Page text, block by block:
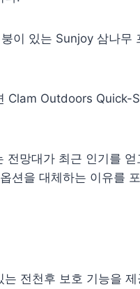
이 있는 Sunjoy 삼나무
Clam Outdoors Quick-
전망대가 최근 인기를 얻
션을 대체하는 이유를
전천후 보호 기능을 제